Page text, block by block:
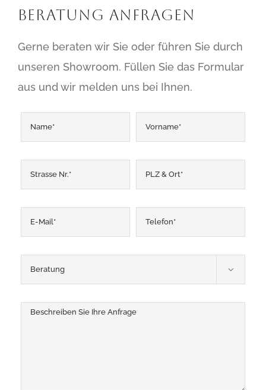
Beratung Anfragen
Gerne beraten wir Sie oder führen Sie durch
unseren Showroom. Füllen Sie das Formular
aus und wir melden uns bei Ihnen.
